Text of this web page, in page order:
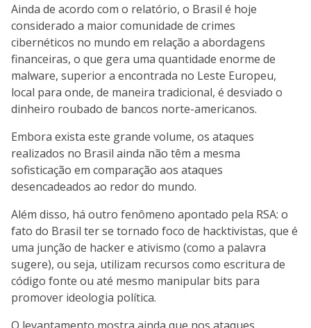
Ainda de acordo com o relatório, o Brasil é hoje
considerado a maior comunidade de crimes
cibernéticos no mundo em relação a abordagens
financeiras, o que gera uma quantidade enorme de
malware, superior a encontrada no Leste Europeu,
local para onde, de maneira tradicional, é desviado o
dinheiro roubado de bancos norte-americanos.
Embora exista este grande volume, os ataques
realizados no Brasil ainda não têm a mesma
sofisticação em comparação aos ataques
desencadeados ao redor do mundo.
Além disso, há outro fenômeno apontado pela RSA: o
fato do Brasil ter se tornado foco de hacktivistas, que é
uma junção de hacker e ativismo (como a palavra
sugere), ou seja, utilizam recursos como escritura de
código fonte ou até mesmo manipular bits para
promover ideologia política.